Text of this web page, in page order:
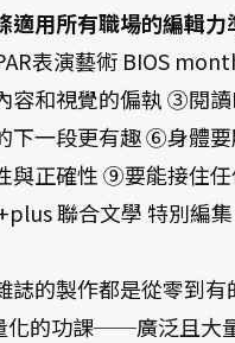
用所有職場的編輯力
表演藝術 BIOS
容和視覺的偏執 ③閱
下一段更有趣 ⑥身體
與正確性 ⑨要能接住
聯合文學 特別編集
誌的製作都是從零到有
化的功課──廣泛且大